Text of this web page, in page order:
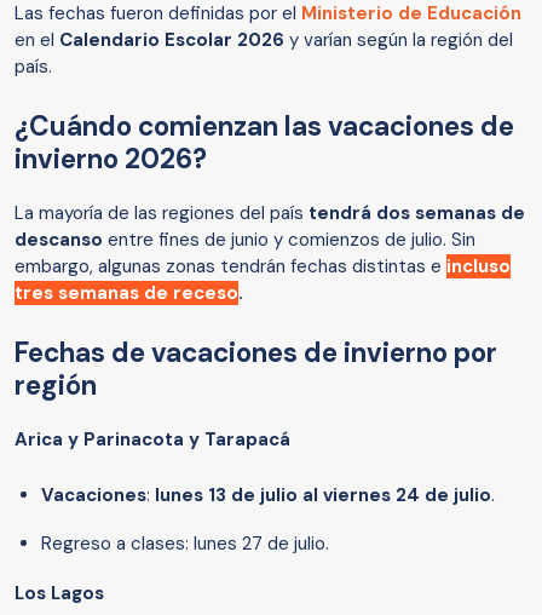
Las fechas fueron definidas por el Ministerio de Educación
en el Calendario Escolar 2026 y varían según la región del
país.
¿Cuándo comienzan las vacaciones de
invierno 2026?
La mayoría de las regiones del país tendrá dos semanas de
descanso entre fines de junio y comienzos de julio. Sin
embargo, algunas zonas tendrán fechas distintas e incluso
tres semanas de receso.
Fechas de vacaciones de invierno por
región
Arica y Parinacota y Tarapacá
Vacaciones: lunes 13 de julio al viernes 24 de julio.
Regreso a clases: lunes 27 de julio.
Los Lagos